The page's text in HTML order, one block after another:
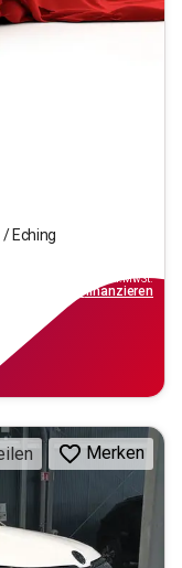
Eching
inkl.MwSt.
finanzieren
Merken